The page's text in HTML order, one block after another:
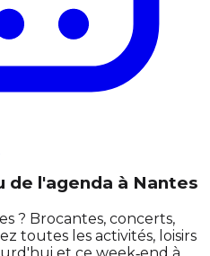
de l'agenda à Nantes
? Brocantes, concerts,
toutes les activités, loisirs